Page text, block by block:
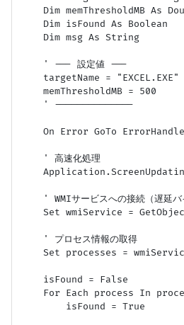
Dim memThresholdMB As
    Dim isFound As Boolean
    Dim msg As String
    ' --- 設定値 ---
targetName = "EXCEL.EXE" '
memThresholdMB = 500
    ' --------------
On Error GoTo
    ' 高速化処理
' WMIサービスへの接続（遅延バ
Set wmiService =
    ' プロセス情報の取得
Set processes =
    isFound = False
For Each process In
        isFound = True